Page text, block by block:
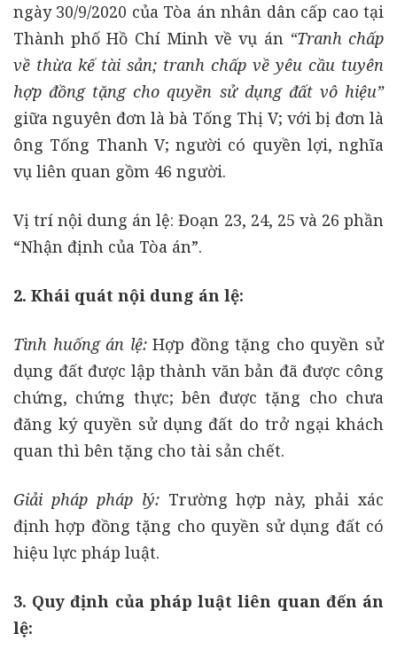
ngày 30/9/2020 của Tòa án nhân dân cấp cao tại
Thành phố Hồ Chí Minh về vụ án “Tranh chấp
về thừa kế tài sản; tranh chấp về yêu cầu tuyên
hợp đồng tặng cho quyền sử dụng đất vô hiệu”
giữa nguyên đơn là bà Tống Thị V; với bị đơn là
ông Tống Thanh V; người có quyền lợi, nghĩa
vụ liên quan gồm 46 người.
Vị trí nội dung án lệ: Đoạn 23, 24, 25 và 26 phần
“Nhận định của Tòa án”.
2. Khái quát nội dung án lệ:
Tình huống án lệ: Hợp đồng tặng cho quyền sử
dụng đất được lập thành văn bản đã được công
chứng, chứng thực; bên được tặng cho chưa
đăng ký quyền sử dụng đất do trở ngại khách
quan thì bên tặng cho tài sản chết.
Giải pháp pháp lý: Trường hợp này, phải xác
định hợp đồng tặng cho quyền sử dụng đất có
hiệu lực pháp luật.
3. Quy định của pháp luật liên quan đến án
lệ: